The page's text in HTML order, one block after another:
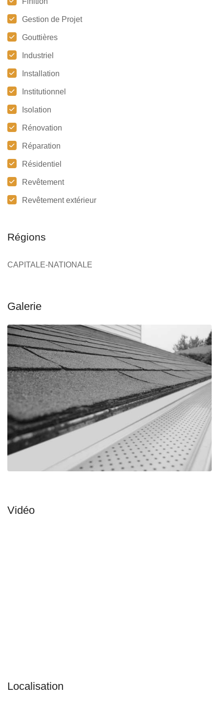
Gestion de Projet
Gouttières
Industriel
Installation
Institutionnel
Isolation
Rénovation
Réparation
Résidentiel
Revêtement
Revêtement extérieur
Régions
CAPITALE-NATIONALE